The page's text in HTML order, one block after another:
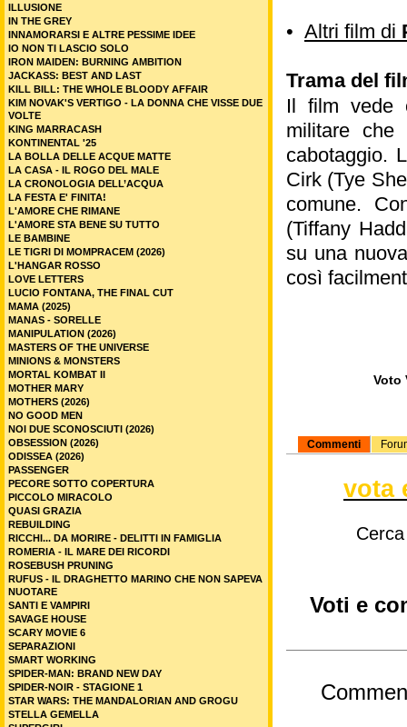
• Altri film di
Trama del
Il film vede
militare che
cabotaggio.
Cirk (Tye
comune.
(Tiffany
su una
così
Voto
Commenti
vota
Voti e
ILLUSIONE
IN THE GREY
INNAMORARSI E ALTRE PESSIME IDEE
IO NON TI LASCIO SOLO
IRON MAIDEN: BURNING AMBITION
JACKASS: BEST AND LAST
KILL BILL: THE WHOLE BLOODY AFFAIR
KIM NOVAK'S VERTIGO - LA DONNA CHE VISSE DUE
VOLTE
KING MARRACASH
KONTINENTAL '25
LA BOLLA DELLE ACQUE MATTE
LA CASA - IL ROGO DEL MALE
LA CRONOLOGIA DELL’ACQUA
LA FESTA E' FINITA!
L'AMORE CHE RIMANE
L'AMORE STA BENE SU TUTTO
LE BAMBINE
LE TIGRI DI MOMPRACEM (2026)
L'HANGAR ROSSO
LOVE LETTERS
LUCIO FONTANA, THE FINAL CUT
MAMA (2025)
MANAS - SORELLE
MANIPULATION (2026)
MASTERS OF THE UNIVERSE
MINIONS & MONSTERS
MORTAL KOMBAT II
MOTHER MARY
MOTHERS (2026)
NO GOOD MEN
NOI DUE SCONOSCIUTI (2026)
OBSESSION (2026)
ODISSEA (2026)
PASSENGER
PECORE SOTTO COPERTURA
PICCOLO MIRACOLO
QUASI GRAZIA
REBUILDING
RICCHI... DA MORIRE - DELITTI IN FAMIGLIA
ROMERIA - IL MARE DEI RICORDI
ROSEBUSH PRUNING
RUFUS - IL DRAGHETTO MARINO CHE NON SAPEVA
NUOTARE
SANTI E VAMPIRI
SAVAGE HOUSE
SCARY MOVIE 6
SEPARAZIONI
SMART WORKING
SPIDER-MAN: BRAND NEW DAY
SPIDER-NOIR - STAGIONE 1
STAR WARS: THE MANDALORIAN AND GROGU
STELLA GEMELLA